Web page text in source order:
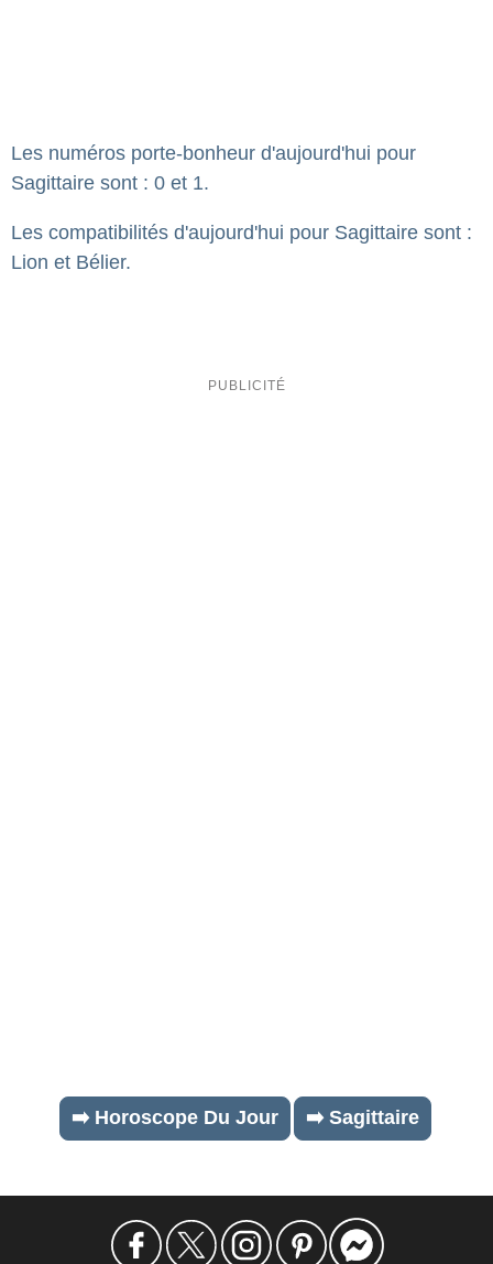
Les numéros porte-bonheur d'aujourd'hui pour
Sagittaire sont : 0 et 1.
Les compatibilités d'aujourd'hui pour Sagittaire sont :
Lion et Bélier.
➡️ Horoscope Du Jour ➡️ Sagittaire